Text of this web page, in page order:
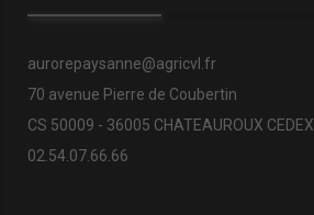
aurorepaysanne@agricvl.fr
70 avenue Pierre de Coubertin
CS 50009 - 36005 CHATEAUROUX CEDEX
02.54.07.66.66